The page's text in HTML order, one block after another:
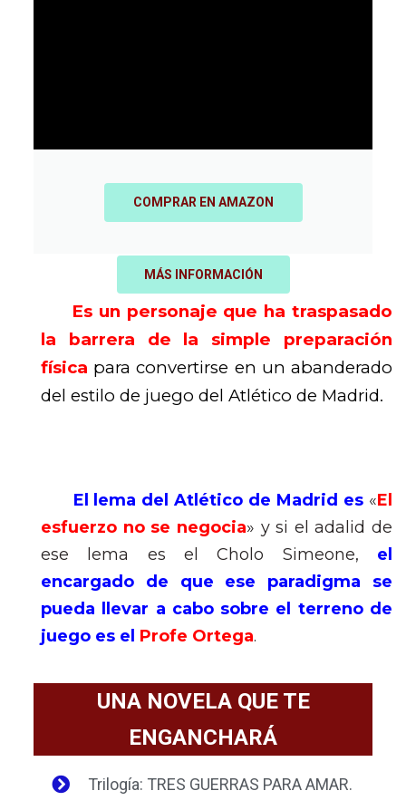
COMPRAR EN AMAZON
MÁS INFORMACIÓN
Es un personaje que ha traspasado
la barrera de la simple preparación
física para convertirse en un abanderado
del estilo de juego del Atlético de Madrid.
El lema del Atlético de Madrid es «El
esfuerzo no se negocia» y si el adalid de
ese lema es el Cholo Simeone, el
encargado de que ese paradigma se
pueda llevar a cabo sobre el terreno de
juego es el Profe Ortega.
UNA NOVELA QUE TE
ENGANCHARÁ
Trilogía: TRES GUERRAS PARA AMAR.